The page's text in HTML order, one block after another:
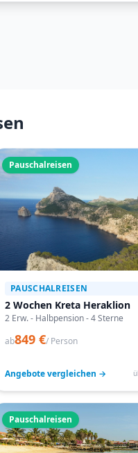
Pauschalreisen
PAUSCHALREISEN
2 Wochen Kreta Heraklion
2 Erw. - Halbpension - 4 Sterne
ab849 €/ Person
Angebote vergleichen →
Pauschalreisen